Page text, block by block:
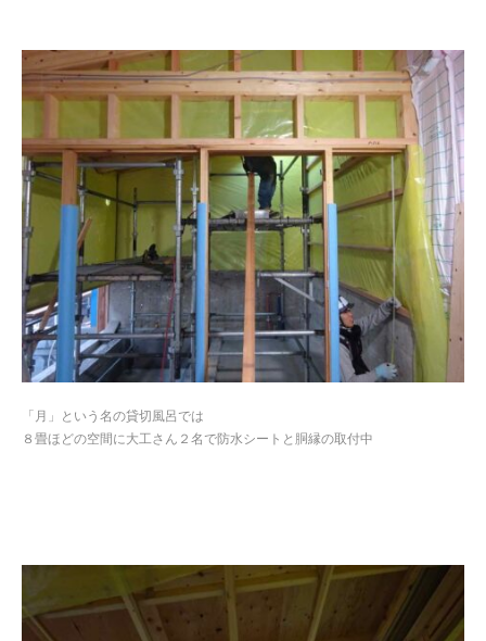
「月」という名の貸切風呂では
８畳ほどの空間に大工さん２名で防水シートと胴縁の取付中